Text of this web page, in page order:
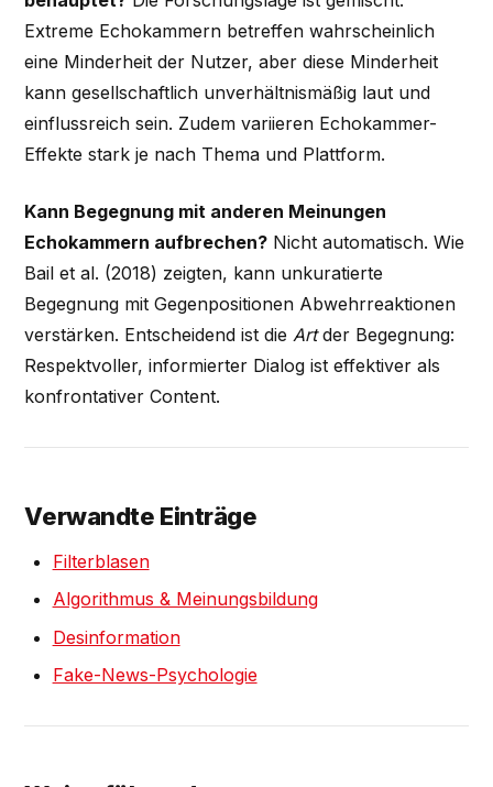
Extreme Echokammern betreffen wahrscheinlich
eine Minderheit der Nutzer, aber diese Minderheit
kann gesellschaftlich unverhältnismäßig laut und
einflussreich sein. Zudem variieren Echokammer-
Effekte stark je nach Thema und Plattform.
Kann Begegnung mit anderen Meinungen
Echokammern aufbrechen? Nicht automatisch. Wie
Bail et al. (2018) zeigten, kann unkuratierte
Begegnung mit Gegenpositionen Abwehrreaktionen
verstärken. Entscheidend ist dieArtder Begegnung:
Respektvoller, informierter Dialog ist effektiver als
konfrontativer Content.
Verwandte Einträge
Filterblasen
Algorithmus & Meinungsbildung
Desinformation
Fake-News-Psychologie